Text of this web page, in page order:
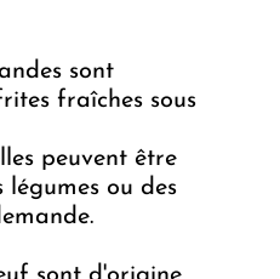
sont
fraîches sous
peuvent être
légumes ou des